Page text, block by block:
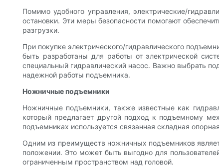
Помимо удобного управления, электрические/
остановки. Эти меры безопасности помогают
разгрузки.
При покупке электрического/гидравлического
быть разработаны для работы от электрической
специальный гидравлический насос. Важно выбрать
надежной работы подъемника.
Ножничные подъемники
Ножничные подъемники, также известные как
который предлагает другой подход к подъемному
подъемниках используется связанная складная
Одним из преимуществ ножничных подъемников
положении. Это может быть выгодно для
ограниченным пространством над головой.